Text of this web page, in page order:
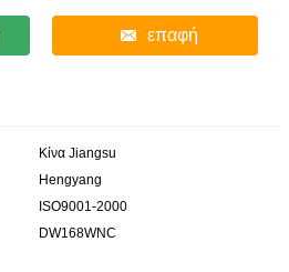
επαφή
Κίνα Jiangsu
Hengyang
ISO9001-2000
DW168WNC